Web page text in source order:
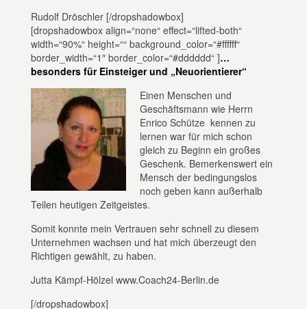
Rudolf Dröschler [/dropshadowbox]
[dropshadowbox align=“none“ effect=“lifted-both“
width=“90%“ height=““ background_color=“#ffffff“
border_width=“1″ border_color=“#dddddd“ ]…
besondersfür Einsteiger und „Neuorientierer“
Einen Menschen und
Geschäftsmann wie Herrn
Enrico Schütze kennen zu
lernen war für mich schon
gleich zu Beginn ein großes
Geschenk. Bemerkenswert ein
Mensch der bedingungslos
noch geben kann außerhalb
Teilen heutigen Zeitgeistes.
Somit konnte mein Vertrauen sehr schnell zu diesem
Unternehmen wachsen und hat mich überzeugt den
Richtigen gewählt, zu haben.
Jutta Kämpf-Hölzel www.Coach24-Berlin.de
[/dropshadowbox]